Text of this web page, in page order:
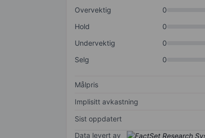
Overvektig
0
Hold
0
Undervektig
0
Selg
0
Målpris
Implisitt avkastning
Sist oppdatert
Data levert av